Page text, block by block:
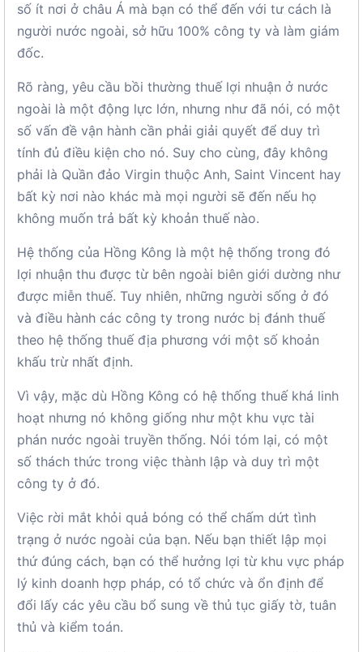
số ít nơi ở châu Á mà bạn có thể đến với tư cách là
người nước ngoài, sở hữu 100% công ty và làm giám
đốc.
Rõ ràng, yêu cầu bồi thường thuế lợi nhuận ở nước
ngoài là một động lực lớn, nhưng như đã nói, có một
số vấn đề vận hành cần phải giải quyết để duy trì
tính đủ điều kiện cho nó. Suy cho cùng, đây không
phải là Quần đảo Virgin thuộc Anh, Saint Vincent hay
bất kỳ nơi nào khác mà mọi người sẽ đến nếu họ
không muốn trả bất kỳ khoản thuế nào.
Hệ thống của Hồng Kông là một hệ thống trong đó
lợi nhuận thu được từ bên ngoài biên giới dường như
được miễn thuế. Tuy nhiên, những người sống ở đó
và điều hành các công ty trong nước bị đánh thuế
theo hệ thống thuế địa phương với một số khoản
khấu trừ nhất định.
Vì vậy, mặc dù Hồng Kông có hệ thống thuế khá linh
hoạt nhưng nó không giống như một khu vực tài
phán nước ngoài truyền thống. Nói tóm lại, có một
số thách thức trong việc thành lập và duy trì một
công ty ở đó.
Việc rời mắt khỏi quả bóng có thể chấm dứt tình
trạng ở nước ngoài của bạn. Nếu bạn thiết lập mọi
thứ đúng cách, bạn có thể hưởng lợi từ khu vực pháp
lý kinh doanh hợp pháp, có tổ chức và ổn định để
đổi lấy các yêu cầu bổ sung về thủ tục giấy tờ, tuân
thủ và kiểm toán.